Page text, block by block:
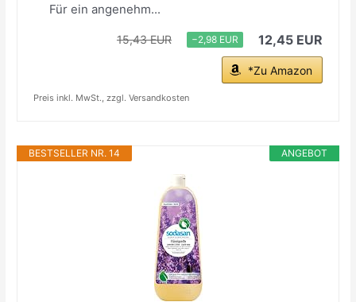
Für ein angenehm...
15,43 EUR −2,98 EUR 12,45 EUR
*Zu Amazon
Preis inkl. MwSt., zzgl. Versandkosten
ANGEBOT
BESTSELLER NR. 14